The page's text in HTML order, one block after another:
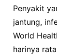
Penyakit
jantung,
World
harinya